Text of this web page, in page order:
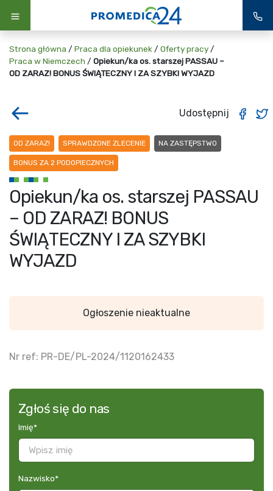
Strona główna / Praca dla opiekunek / Oferty pracy /
Praca w Niemczech / Opiekun/ka os. starszej PASSAU –
OD ZARAZ! BONUS ŚWIĄTECZNY I ZA SZYBKI WYJAZD
Udostępnij
OD ZARAZ! SPRAWDZONE ZLECENIE NA ZASTĘPSTWO
BONUS ZA 2 PODOPIECZNYCH
Opiekun/ka os. starszej PASSAU
– OD ZARAZ! BONUS
ŚWIĄTECZNY I ZA SZYBKI
WYJAZD
Ogłoszenie nieaktualne
Nr ref: PR-DE/PL-2024/1120162433
Zgłoś się do nas
Imię*
Nazwisko*